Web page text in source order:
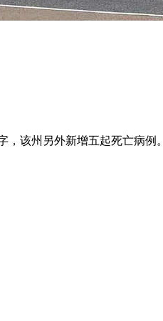
，该州另外新增五起死亡病例。